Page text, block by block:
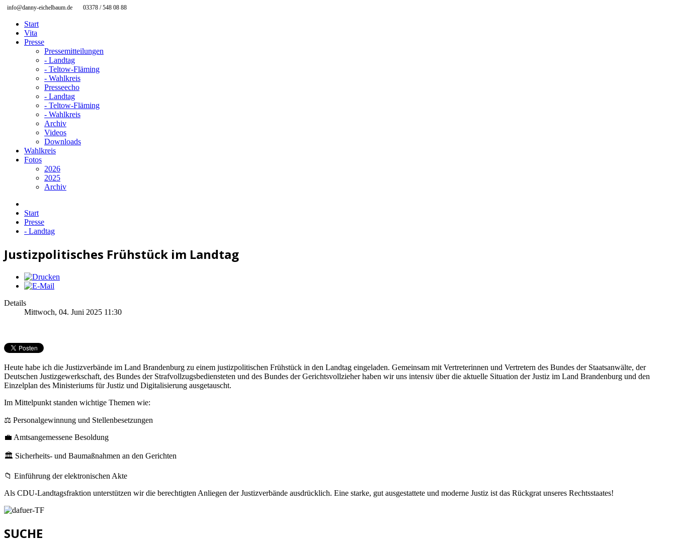
info@danny-eichelbaum.de 03378 / 548 08 88
Start
Vita
Presse
Pressemitteilungen
- Landtag
- Teltow-Fläming
- Wahlkreis
Presseecho
- Landtag
- Teltow-Fläming
- Wahlkreis
Archiv
Videos
Downloads
Wahlkreis
Fotos
2026
2025
Archiv
Start
Presse
- Landtag
Justizpolitisches Frühstück im Landtag
Details
Mittwoch, 04. Juni 2025 11:30
Heute habe ich die Justizverbände im Land Brandenburg zu einem justizpolitischen Frühstück in den Landtag eingeladen. Gemeinsam mit Vertreterinnen und Vertretern des Bundes der Staatsanwälte, der
Deutschen Justizgewerkschaft, des Bundes der Strafvollzugsbediensteten und des Bundes der Gerichtsvollzieher haben wir uns intensiv über die aktuelle Situation der Justiz im Land Brandenburg und den
Einzelplan des Ministeriums für Justiz und Digitalisierung ausgetauscht.
Im Mittelpunkt standen wichtige Themen wie:
⚖️ Personalgewinnung und Stellenbesetzungen
💼 Amtsangemessene Besoldung
🏛️ Sicherheits- und Baumaßnahmen an den Gerichten
📁 Einführung der elektronischen Akte
Als CDU-Landtagsfraktion unterstützen wir die berechtigten Anliegen der Justizverbände ausdrücklich. Eine starke, gut ausgestattete und moderne Justiz ist das Rückgrat unseres Rechtsstaates!
SUCHE